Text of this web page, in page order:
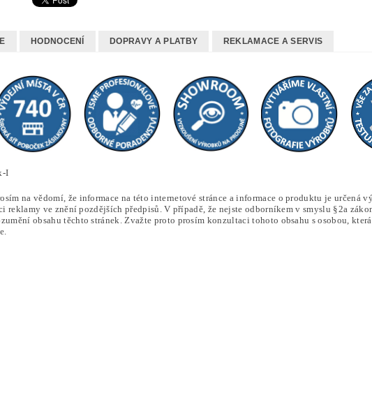
HODNOCENÍ DOPRAVY A PLATBY REKLAMACE A SERVIS
I
na vědomí, že informace na této internetové stránce a informace o produktu je určená
reklamy ve znění pozdějších předpisů. V případě, že nejste odborníkem v smyslu §2a
obsahu těchto stránek. Zvažte proto prosím konzultaci tohoto obsahu s osobou,